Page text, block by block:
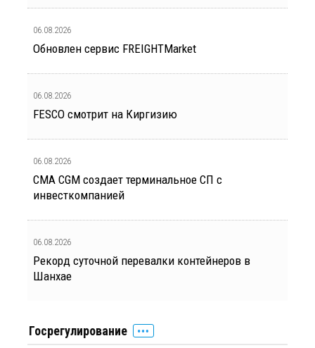
06.08.2026
Обновлен сервис FREIGHTMarket
06.08.2026
FESCO смотрит на Киргизию
06.08.2026
CMA CGM создает терминальное СП с
инвесткомпанией
06.08.2026
Рекорд суточной перевалки контейнеров в
Шанхае
Госрегулирование